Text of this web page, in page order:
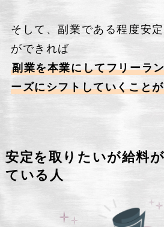
そして、副業である程度安
ができれば
副業を本業にしてフリーラ
ーズにシフトしていくこと
安定を取りたいが給料
ている人